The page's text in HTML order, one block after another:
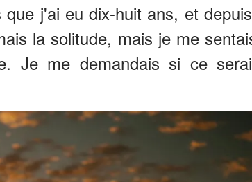
j'ai eu dix-huit ans, et
la solitude, mais je me
Je me demandais si ce